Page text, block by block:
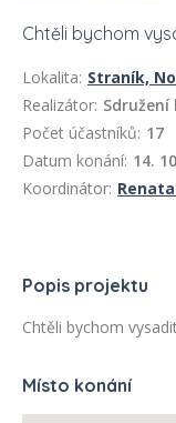
Chtěli bychom
Lokalita: Straník,
Realizátor: Sdružení
Počet účastníků: 17
Datum konání: 14.
Koordinátor:
Popis projektu
Chtěli bychom
Místo konání